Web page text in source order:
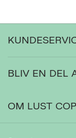
Levering
Ordrestatus
BLIV EN DEL
OM LUST